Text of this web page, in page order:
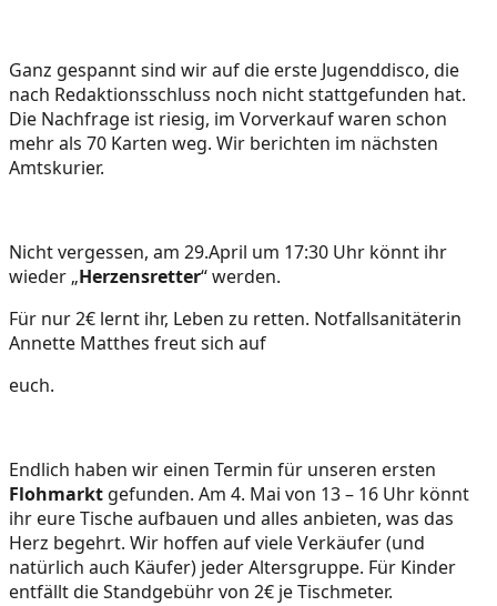
Ganz gespannt sind wir auf die erste Jugenddisco, die
nach Redaktionsschluss noch nicht stattgefunden hat.
Die Nachfrage ist riesig, im Vorverkauf waren schon
mehr als 70 Karten weg. Wir berichten im nächsten
Amtskurier.
Nicht vergessen, am 29.April um 17:30 Uhr könnt ihr
wieder „Herzensretter“ werden.
Für nur 2€ lernt ihr, Leben zu retten. Notfallsanitäterin
Annette Matthes freut sich auf
euch.
Endlich haben wir einen Termin für unseren ersten
Flohmarkt gefunden. Am 4. Mai von 13 – 16 Uhr könnt
ihr eure Tische aufbauen und alles anbieten, was das
Herz begehrt. Wir hoffen auf viele Verkäufer (und
natürlich auch Käufer) jeder Altersgruppe. Für Kinder
entfällt die Standgebühr von 2€ je Tischmeter.